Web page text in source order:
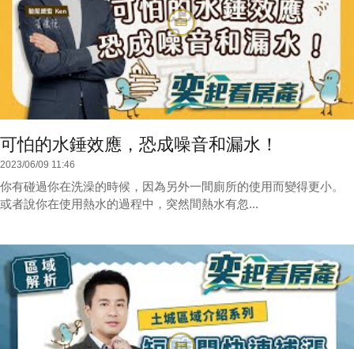
可怕的水錘效應，恐成噪音和漏水！
2023/06/09 11:46
你有碰過你在洗澡的時候，因為另外一間廁所的使用而變得更小。
或者說你在使用熱水的過程中，突然間熱水有忽...